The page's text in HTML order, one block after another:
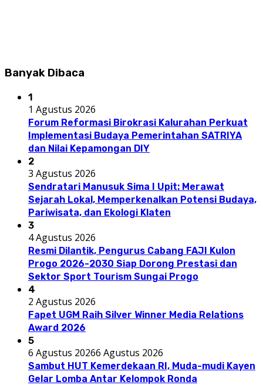
Banyak Dibaca
1
1 Agustus 2026
Forum Reformasi Birokrasi Kalurahan Perkuat
Implementasi Budaya Pemerintahan SATRIYA
dan Nilai Kepamongan DIY
2
3 Agustus 2026
Sendratari Manusuk Sima I Upit: Merawat
Sejarah Lokal, Memperkenalkan Potensi Budaya,
Pariwisata, dan Ekologi Klaten
3
4 Agustus 2026
Resmi Dilantik, Pengurus Cabang FAJI Kulon
Progo 2026-2030 Siap Dorong Prestasi dan
Sektor Sport Tourism Sungai Progo
4
2 Agustus 2026
Fapet UGM Raih Silver Winner Media Relations
Award 2026
5
6 Agustus 20266 Agustus 2026
Sambut HUT Kemerdekaan RI, Muda-mudi Kayen
Gelar Lomba Antar Kelompok Ronda